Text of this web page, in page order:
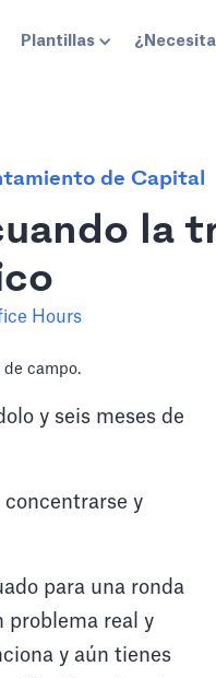
Plantillas
de Capital
la
Hours
y seis meses de
y
para una ronda
problema real y
y aún tienes